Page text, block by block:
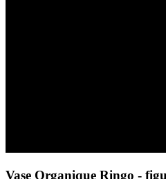
Vase Organique Ringo -